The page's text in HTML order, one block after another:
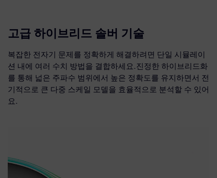
고급 하이브리드 솔버 기술
복잡한 전자기 문제를 정확하게 해결하려면 단일 시뮬레이
션 내에 여러 수치 방법을 결합하세요.진정한 하이브리드화
를 통해 넓은 주파수 범위에서 높은 정확도를 유지하면서 전
기적으로 큰 다중 스케일 모델을 효율적으로 분석할 수 있어
요.